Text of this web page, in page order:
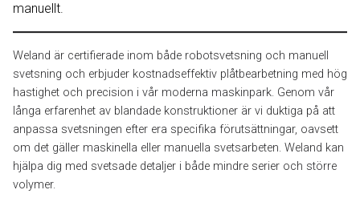
manuellt.
Weland är certifierade inom både robotsvetsning och manuell
svetsning och erbjuder kostnadseffektiv plåtbearbetning med hög
hastighet och precision i vår moderna maskinpark. Genom vår
långa erfarenhet av blandade konstruktioner är vi duktiga på att
anpassa svetsningen efter era specifika förutsättningar, oavsett
om det gäller maskinella eller manuella svetsarbeten. Weland kan
hjälpa dig med svetsade detaljer i både mindre serier och större
volymer.